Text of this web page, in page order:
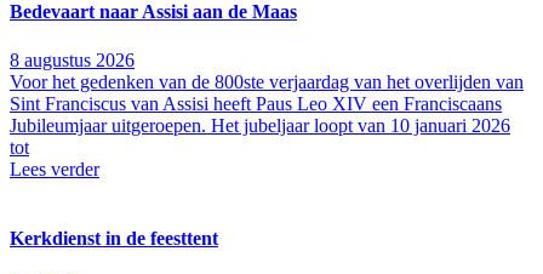
Bedevaart naar Assisi aan de Maas
8 augustus 2026
Voor het gedenken van de 800ste verjaardag van het overlijden van
Sint Franciscus van Assisi heeft Paus Leo XIV een Franciscaans
Jubileumjaar uitgeroepen. Het jubeljaar loopt van 10 januari 2026
tot
Lees verder
Kerkdienst in de feesttent